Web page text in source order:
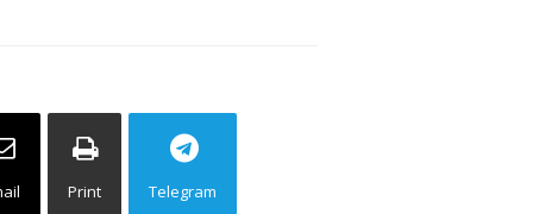
Print Telegram